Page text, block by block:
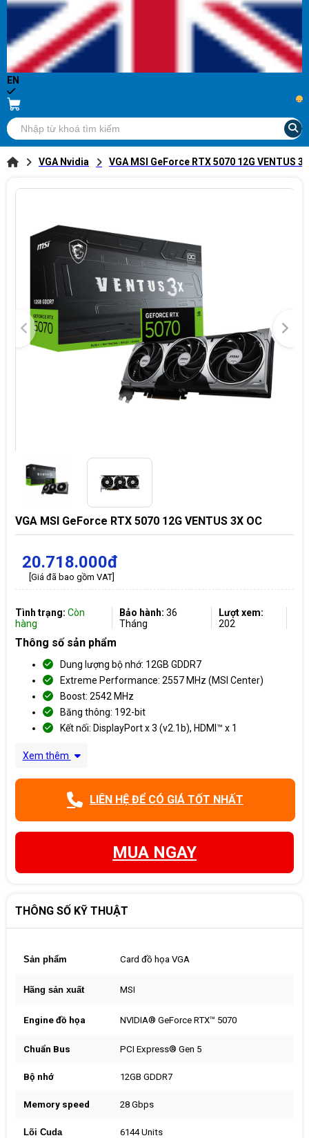
EN
...
VGA Nvidia VGA MSI GeForce RTX 5070 12G VENTUS
VGA MSI GeForce RTX 5070 12G VENTUS 3X OC
20.718.000đ
[Giá đã bao gồm VAT]
Tình trạng: Còn
hàng
Bảo hành: 36
Tháng
Lượt xem:
202
Thông số sản phẩm
Dung lượng bộ nhớ: 12GB GDDR7
Extreme Performance: 2557 MHz (MSI Center)
Boost: 2542 MHz
Băng thông: 192-bit
Kết nối: DisplayPort x 3 (v2.1b), HDMI™ x 1
Xem thêm
LIÊN HỆ ĐỂ CÓ GIÁ TỐT NHẤT
MUA NGAY
THÔNG SỐ KỸ THUẬT
Sản phẩm Card đồ họa VGA
Hãng sản xuất MSI
Engine đồ họa NVIDIA® GeForce RTX™ 5070
Chuẩn Bus PCI Express® Gen 5
Bộ nhớ 12GB GDDR7
Memory speed 28 Gbps
Lõi Cuda 6144 Units